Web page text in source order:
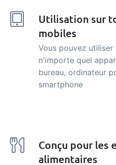
Utilisation sur
mobiles
Vous pouvez
n'importe quel
bureau, ordinateur
smartphone
Conçu pour les
alimentaires